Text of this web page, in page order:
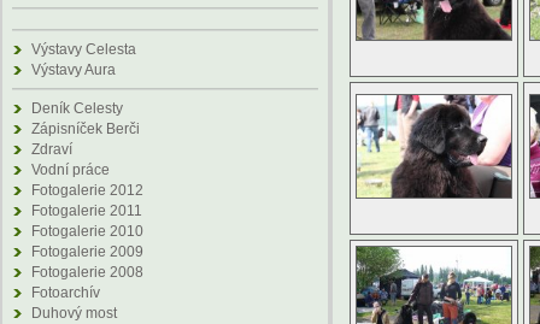
Výstavy Celesta
Výstavy Aura
Deník Celesty
Zápisníček Berči
Zdraví
Vodní práce
Fotogalerie 2012
Fotogalerie 2011
Fotogalerie 2010
Fotogalerie 2009
Fotogalerie 2008
Fotoarchív
Duhový most